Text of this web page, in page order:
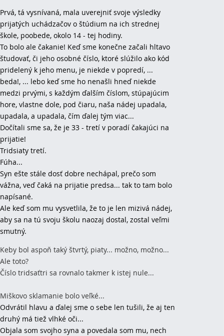
Prvá, tá vysnívaná, mala uverejniť svoje výsledky
prijatých uchádzačov o štúdium na ich strednej
škole, poobede, okolo 14 - tej hodiny.
To bolo ale čakanie! Keď sme konečne začali hltavo
študovať, či jeho osobné číslo, ktoré slúžilo ako kód
pridelený k jeho menu, je niekde v popredí, ...
beda!, ... lebo keď sme ho nenašli hneď niekde
medzi prvými, s každým ďalším číslom, stúpajúcim
hore, vlastne dole, pod čiaru, naša nádej upadala,
upadala, a upadala, čím ďalej tým viac...
Dočítali sme sa, že je 33 - tretí v poradí čakajúci na
prijatie!
Tridsiaty tretí.
Fúha...
Syn ešte stále dosť dobre nechápal, prečo som
vážna, veď čaká na prijatie predsa... tak to tam bolo
napísané.
Ale keď som mu vysvetlila, že to je len mizivá nádej,
aby sa na tú svoju školu naozaj dostal, zostal veľmi
smutný.
Keby bol aspoň taký štvrtý, piaty... možno, možno...
Ale toto?
Číslo tridsaťtri sa rovnalo takmer k istej nule...
Miškovo sklamanie bolo veľké...
Odvrátil hlavu a ďalej sme o sebe len tušili, že aj ten
druhý má tiež vlhké oči...
Objala som svojho syna a povedala som mu, nech